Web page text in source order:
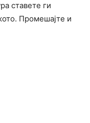
ставете ги
Промешајте и